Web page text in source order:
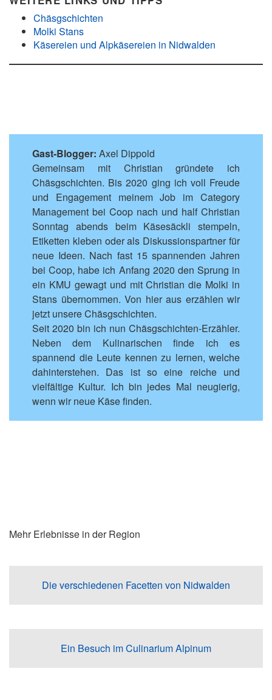
Chäsgschichten
Molki Stans
Käsereien und Alpkäsereien in Nidwalden
Gast-Blogger: Axel Dippold
Gemeinsam mit Christian gründete ich
Chäsgschichten. Bis 2020 ging ich voll Freude
und Engagement meinem Job im Category
Management bei Coop nach und half Christian
Sonntag abends beim Käsesäckli stempeln,
Etiketten kleben oder als Diskussionspartner für
neue Ideen. Nach fast 15 spannenden Jahren
bei Coop, habe ich Anfang 2020 den Sprung in
ein KMU gewagt und mit Christian die Molki in
Stans übernommen. Von hier aus erzählen wir
jetzt unsere Chäsgschichten.
Seit 2020 bin ich nun Chäsgschichten-Erzähler.
Neben dem Kulinarischen finde ich es
spannend die Leute kennen zu lernen, welche
dahinterstehen. Das ist so eine reiche und
vielfältige Kultur. Ich bin jedes Mal neugierig,
wenn wir neue Käse finden.
Mehr Erlebnisse in der Region
Die verschiedenen Facetten von Nidwalden
Ein Besuch im Culinarium Alpinum